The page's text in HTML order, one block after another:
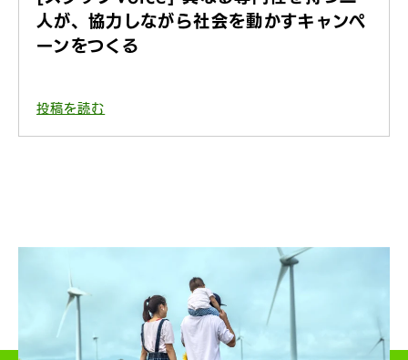
人が、協力しながら社会を動かすキャンペ
ーンをつくる
投稿を読む